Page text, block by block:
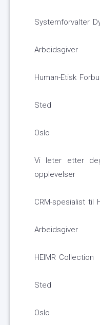
Systemforvalter
Arbeidsgiver
Human-Etisk
Sted
Oslo
Vi leter etter
opplevelser
CRM-spesialist til
Arbeidsgiver
HEIMR Collection
Sted
Oslo